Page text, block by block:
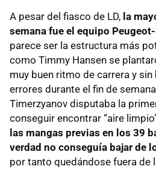
A pesar del fiasco de LD, la
semana fue el equipo
parece ser la estructura más
como Timmy Hansen se
muy buen ritmo de carrera y
errores durante el fin de
Timerzyanov disputaba la
conseguir encontrar “aire
las mangas previas en los 39
verdad no conseguía bajar de
por tanto quedándose fuera de